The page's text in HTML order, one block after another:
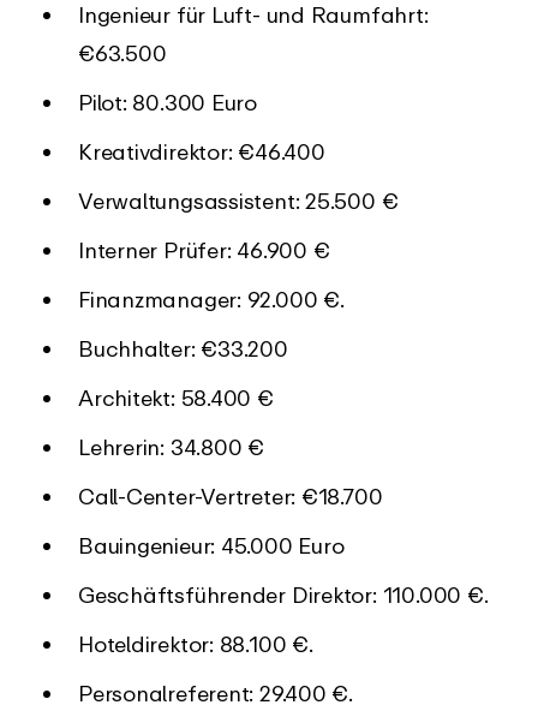
Ingenieur für Luft- und Raumfahrt:
€63.500
Pilot: 80.300 Euro
Kreativdirektor: €46.400
Verwaltungsassistent: 25.500 €
Interner Prüfer: 46.900 €
Finanzmanager: 92.000 €.
Buchhalter: €33.200
Architekt: 58.400 €
Lehrerin: 34.800 €
Call-Center-Vertreter: €18.700
Bauingenieur: 45.000 Euro
Geschäftsführender Direktor: 110.000 €.
Hoteldirektor: 88.100 €.
Personalreferent: 29.400 €.